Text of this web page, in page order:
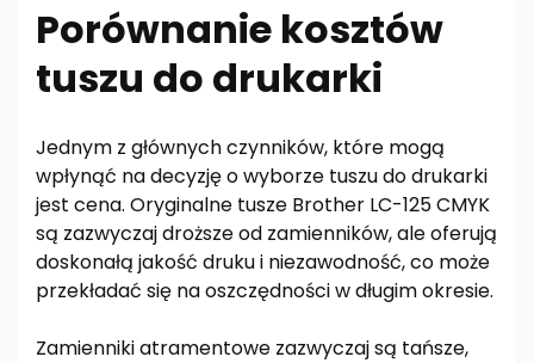
Porównanie kosztów
tuszu do drukarki
Jednym z głównych czynników, które mogą
wpłynąć na decyzję o wyborze tuszu do drukarki
jest cena. Oryginalne tusze Brother LC-125 CMYK
są zazwyczaj droższe od zamienników, ale oferują
doskonałą jakość druku i niezawodność, co może
przekładać się na oszczędności w długim okresie.
Zamienniki atramentowe zazwyczaj są tańsze,